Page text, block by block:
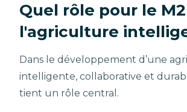
Quel rôle pour le
l'agriculture
Dans le développement d’une
intelligente, collaborative et
tient un rôle central.